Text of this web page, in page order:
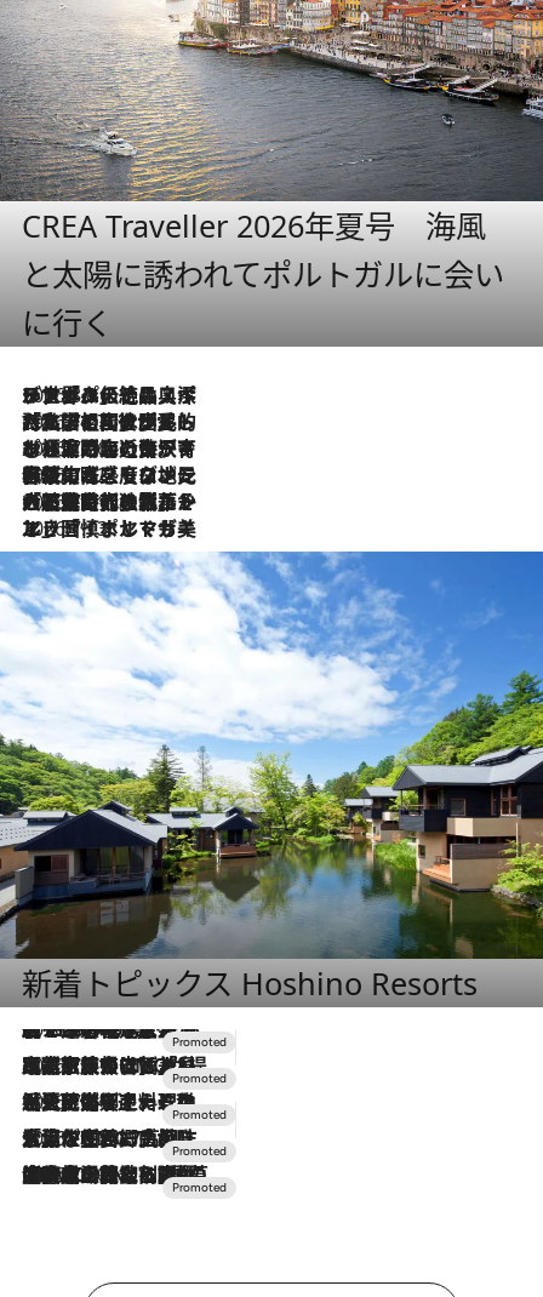
CREA Traveller 2026年夏号 海風
と太陽に誘われてポルトガルに会い
に行く
2026.8.8
リスボンの絶品スイーツ「パステル・デ・ナタ」とは？ポルトガル伝統の奥深い世界へ
2026.7.27
「私の祖国はポルトガル語です」国民的詩人フェルナンド・ペソアと、彼が愛した文学の街を歩く
2026.7.26
ポルトガル近海が育む極上の海の幸。キリリと冷えた白ワインと愉しむ、シーフード専門店の贅沢
2026.7.22
伝統の味をモダンに昇華。高感度な地元客が集う、リスボンの最旬ガストロノミー
2026.7.21
大航海時代の栄華から、震災、独裁、そして革命へ。ポルトガル・首都リスボンの石畳に刻まれた「歴史の光と影」
2026.7.13
エッセイ・ヤマザキマリ「慎ましくも美しき国 ポルトガル」
新着トピックス Hoshino Resorts
2026.8.7
【トンボの足水浴】ヒノキの香りに包まれて涼感マックス！約13℃の湧水かけ流しを避暑地「星野温泉 トンボの湯」で体験
2026.7.31
【ホテル帰省】という選択肢をOMOが提案。家族とほどよい距離を保つには「昼は実家、夜は気兼ねなくホテルで！」
2026.7.24
【夏限定ディナーコース】旬を迎える稚鮎や花ズッキーニなどをイタリア・トスカーナの郷土料理の手法で満喫！
2026.7.17
「土佐和ハーブかき氷」がOMO7高知に登場！生姜、山椒、大葉など目にも舌にも涼を呼ぶ郷土の味
2026.7.10
NEW OPEN！【界 草津】名湯の地に誕生。趣の異なる2種の温泉と上州ならではの会席・蕎麦割烹など美食を味わう究極の癒やし旅